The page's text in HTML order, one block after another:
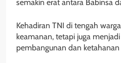
semakin erat antara Babinsa
Kehadiran TNI di tengah
keamanan, tetapi juga
pembangunan dan